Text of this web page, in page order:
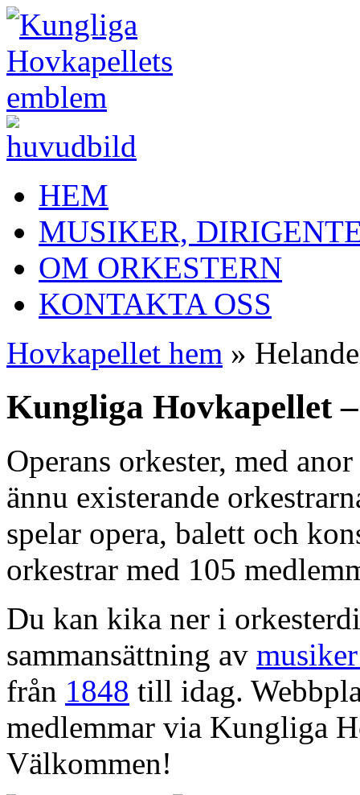
HEM
MUSIKER,
OM ORKESTERN
KONTAKTA OSS
Hovkapellet hem »
Kungliga Hovkapellet
Operans orkester, med
ännu existerande
spelar opera, balett och
orkestrar med 105
Du kan kika ner i
sammansättning av
från 1848 till idag.
medlemmar via Kungliga
Välkommen!